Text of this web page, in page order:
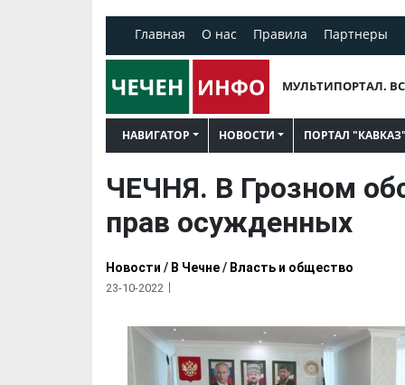
Главная О нас Правила Партнеры
МУЛЬТИПОРТАЛ.
НАВИГАТОР НОВОСТИ ПОРТАЛ "КАВКАЗ"
ЧЕЧНЯ. В Грозном
прав осужденных
Новости / В Чечне/ Власть и общество
23-10-2022